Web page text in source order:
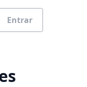
Entrar